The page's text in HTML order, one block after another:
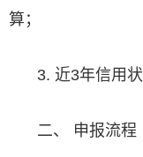
算；
3. 近3年信用
二、 申报流程